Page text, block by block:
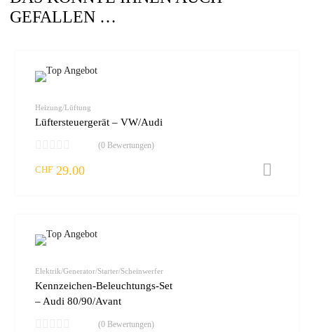
GEFALLEN …
Heizung/Lüftung
Lüftersteuergerät – VW/Audi
(0 Bewertungen)
CHF 29.00
Elektrik/Generator/Starter/Scheinwerfer
Kennzeichen-Beleuchtungs-Set
– Audi 80/90/Avant
(0 Bewertungen)